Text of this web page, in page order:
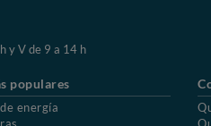
y V de 9 a 14 h
populares
energía